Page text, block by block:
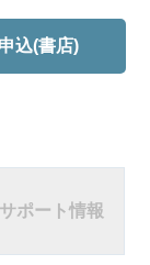
込(書店)
サポート情報